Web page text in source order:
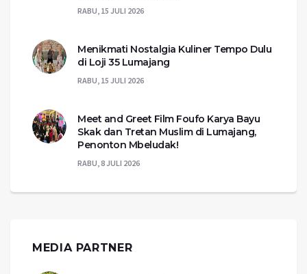
RABU, 15 JULI 2026
Menikmati Nostalgia Kuliner Tempo Dulu
di Loji 35 Lumajang
RABU, 15 JULI 2026
Meet and Greet Film Foufo Karya Bayu
Skak dan Tretan Muslim di Lumajang,
Penonton Mbeludak!
RABU, 8 JULI 2026
MEDIA PARTNER